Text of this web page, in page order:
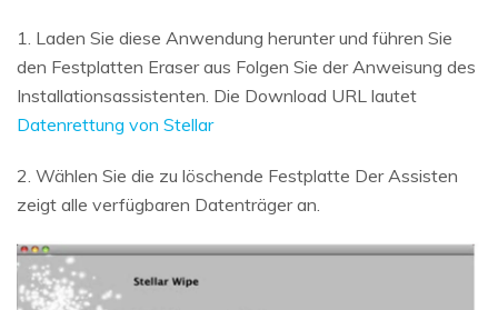
1. Laden Sie diese Anwendung herunter und führen Sie
den Festplatten Eraser aus Folgen Sie der Anweisung des
Installationsassistenten. Die Download URL lautet
Datenrettung von Stellar
2. Wählen Sie die zu löschende Festplatte Der Assisten
zeigt alle verfügbaren Datenträger an.